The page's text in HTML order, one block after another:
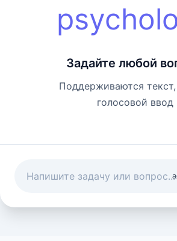
Задайте любой
Поддерживаются
голосовой ввод